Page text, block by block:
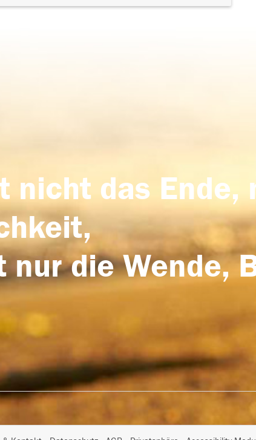
nicht das Ende,
nur die Wende,